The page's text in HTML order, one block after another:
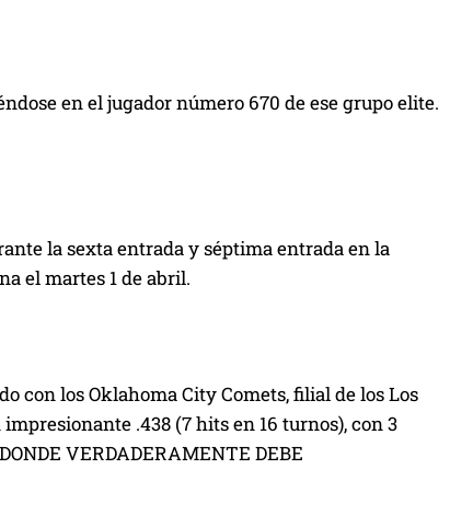
en el jugador número 670 de ese grupo elite.
la sexta entrada y séptima entrada en la
el martes 1 de abril.
con los Oklahoma City Comets, filial de los Los
.438 (7 hits en 16 turnos), con 3
VERDADERAMENTE DEBE